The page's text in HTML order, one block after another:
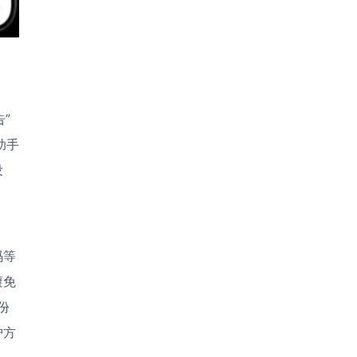
”
手
等
免
方